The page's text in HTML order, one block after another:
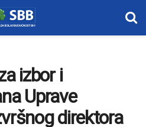
izbor i
Uprave
direktora